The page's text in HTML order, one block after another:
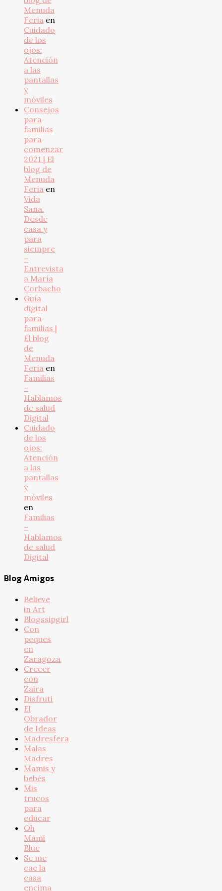
Menuda
Feria en
Cuidado
de los
ojos:
Atención
a las
pantallas
y
móviles
Consejos
para
familias
para
comenzar
2021 | El
blog de
Menuda
Feria en
Vida
Sana.
Desde
casa y
para
siempre
–
Entrevista
a María
Corbacho
Guía
digital
para
familias |
El blog
de
Menuda
Feria en
Familias
–
Hablamos
de salud
Digital
Cuidado
de los
ojos:
Atención
a las
pantallas
y
móviles
en
Familias
–
Hablamos
de salud
Digital
Blog Amigos
Believe
in Art
Blogssipgirl
Con
peques
en
Zaragoza
Crecer
con
Zaira
Disfruti
El
Obrador
de Ideas
Madresfera
Malas
Madres
Mamis y
bebés
Mis
trucos
para
educar
Oh
Mami
Blue
Se me
cae la
casa
encima